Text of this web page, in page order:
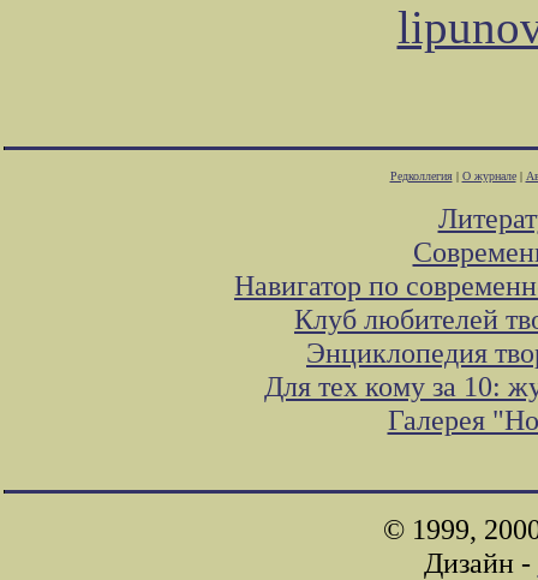
Редколлегия| О журнале|
Навигатор по
Клуб любителей
Энциклопедия
Для тех кому за 10:
Галерея
© 1999,
Дизайн -